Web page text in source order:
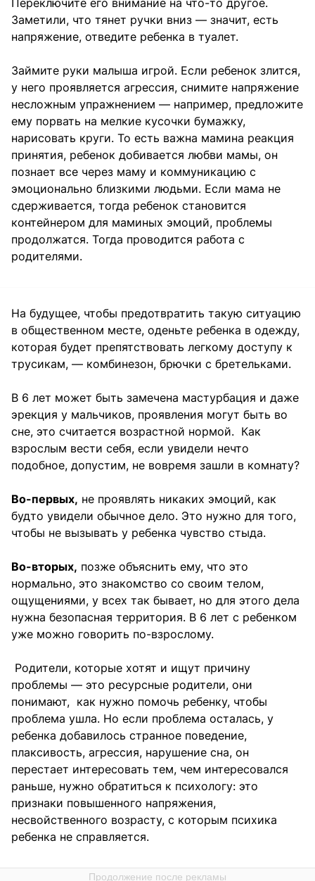
Заметили, что тянет ручки вниз — значит, есть
напряжение, отведите ребенка в туалет.
Займите руки малыша игрой. Если ребенок злится,
у него проявляется агрессия, снимите напряжение
несложным упражнением — например, предложите
ему порвать на мелкие кусочки бумажку,
нарисовать круги. То есть важна мамина реакция
принятия, ребенок добивается любви мамы, он
познает все через маму и коммуникацию с
эмоционально близкими людьми. Если мама не
сдерживается, тогда ребенок становится
контейнером для маминых эмоций, проблемы
продолжатся. Тогда проводится работа с
родителями.
На будущее, чтобы предотвратить такую ситуацию
в общественном месте, оденьте ребенка в одежду,
которая будет препятствовать легкому доступу к
трусикам, — комбинезон, брючки с бретельками.
В 6 лет может быть замечена мастурбация и даже
эрекция у мальчиков, проявления могут быть во
сне, это считается возрастной нормой. Как
взрослым вести себя, если увидели нечто
подобное, допустим, не вовремя зашли в комнату?
Во-первых, не проявлять никаких эмоций, как
будто увидели обычное дело. Это нужно для того,
чтобы не вызывать у ребенка чувство стыда.
Во-вторых, позже объяснить ему, что это
нормально, это знакомство со своим телом,
ощущениями, у всех так бывает, но для этого дела
нужна безопасная территория. В 6 лет с ребенком
уже можно говорить по-взрослому.
Родители, которые хотят и ищут причину
проблемы — это ресурсные родители, они
понимают, как нужно помочь ребенку, чтобы
проблема ушла. Но если проблема осталась, у
ребенка добавилось странное поведение,
плаксивость, агрессия, нарушение сна, он
перестает интересовать тем, чем интересовался
раньше, нужно обратиться к психологу: это
признаки повышенного напряжения,
несвойственного возрасту, с которым психика
ребенка не справляется.